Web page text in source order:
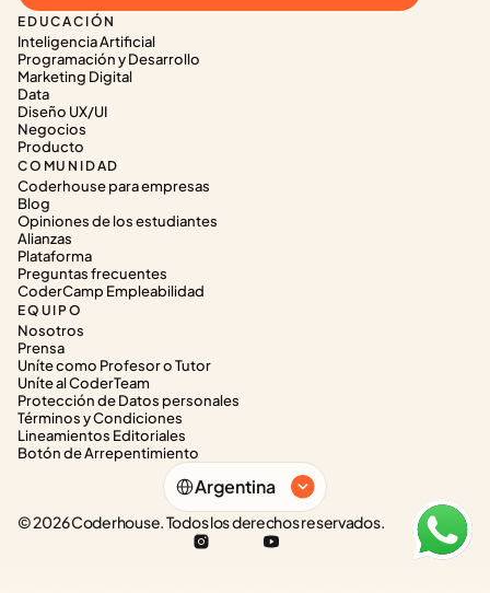
EDUCACIÓN
Inteligencia Artificial
Programación y Desarrollo
Marketing Digital
Data
Diseño UX/UI
Negocios
Producto
COMUNIDAD
Coderhouse para empresas
Blog
Opiniones de los estudiantes
Alianzas
Plataforma
Preguntas frecuentes
CoderCamp Empleabilidad
EQUIPO
Nosotros
Prensa
Uníte como Profesor o Tutor
Uníte al CoderTeam
Protección de Datos personales
Términos y Condiciones
Lineamientos Editoriales
Botón de Arrepentimiento
Select Language
Argentina
© 2026 Coderhouse. Todos los derechos reservados.